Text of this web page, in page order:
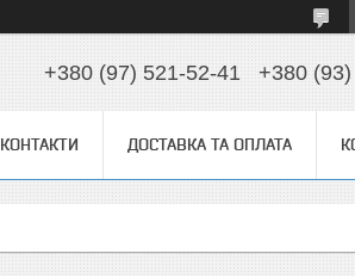
+380 (97) 521-52-41 +380
КОНТАКТИ ДОСТАВКА ТА ОПЛАТА